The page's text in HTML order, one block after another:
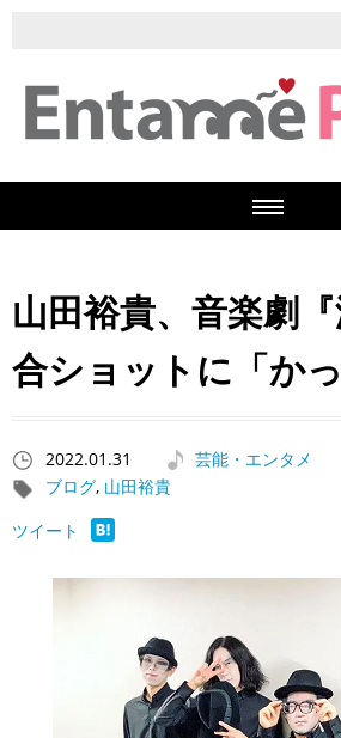
山田裕貴、音楽劇
合ショットに「かっ
2022.01.31
芸能・エンタメ
ブログ, 山田裕貴
ツイート